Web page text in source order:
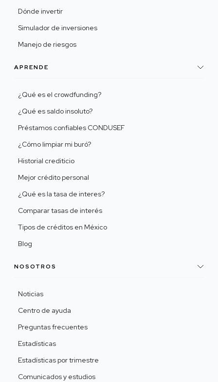
Dónde invertir
Simulador de inversiones
Manejo de riesgos
APRENDE
¿Qué es el crowdfunding?
¿Qué es saldo insoluto?
Préstamos confiables CONDUSEF
¿Cómo limpiar mi buró?
Historial crediticio
Mejor crédito personal
¿Qué es la tasa de interes?
Comparar tasas de interés
Tipos de créditos en México
Blog
NOSOTROS
Noticias
Centro de ayuda
Preguntas frecuentes
Estadísticas
Estadísticas por trimestre
Comunicados y estudios